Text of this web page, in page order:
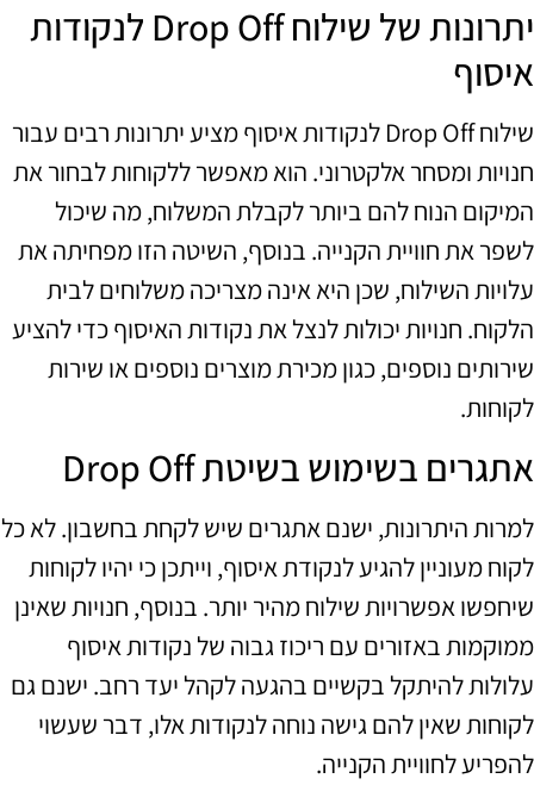
יתרונות של שילוח Drop Off לנקודות
איסוף
שילוח Drop Off לנקודות איסוף מציע יתרונות רבים עבור
חנויות ומסחר אלקטרוני. הוא מאפשר ללקוחות לבחור את
המיקום הנוח להם ביותר לקבלת המשלוח, מה שיכול
לשפר את חוויית הקנייה. בנוסף, השיטה הזו מפחיתה את
עלויות השילוח, שכן היא אינה מצריכה משלוחים לבית
הלקוח. חנויות יכולות לנצל את נקודות האיסוף כדי להציע
שירותים נוספים, כגון מכירת מוצרים נוספים או שירות
לקוחות.
אתגרים בשימוש בשיטת Drop Off
למרות היתרונות, ישנם אתגרים שיש לקחת בחשבון. לא כל
לקוח מעוניין להגיע לנקודת איסוף, וייתכן כי יהיו לקוחות
שיחפשו אפשרויות שילוח מהיר יותר. בנוסף, חנויות שאינן
ממוקמות באזורים עם ריכוז גבוה של נקודות איסוף
עלולות להיתקל בקשיים בהגעה לקהל יעד רחב. ישנם גם
לקוחות שאין להם גישה נוחה לנקודות אלו, דבר שעשוי
להפריע לחוויית הקנייה.